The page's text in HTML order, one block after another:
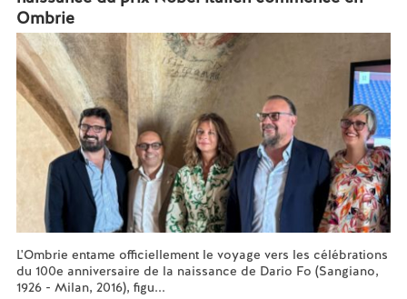
Ombrie
L'Ombrie entame officiellement le voyage vers les célébrations
du 100e anniversaire de la naissance de Dario Fo (Sangiano,
1926 - Milan, 2016), figu...